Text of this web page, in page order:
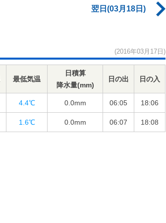
翌日(03月18日)
(2016年03月17日)
最低気温
日積算
降水量(mm)
日の出 日の入
4.4℃ 0.0mm 06:05 18:06
1.6℃ 0.0mm 06:07 18:08